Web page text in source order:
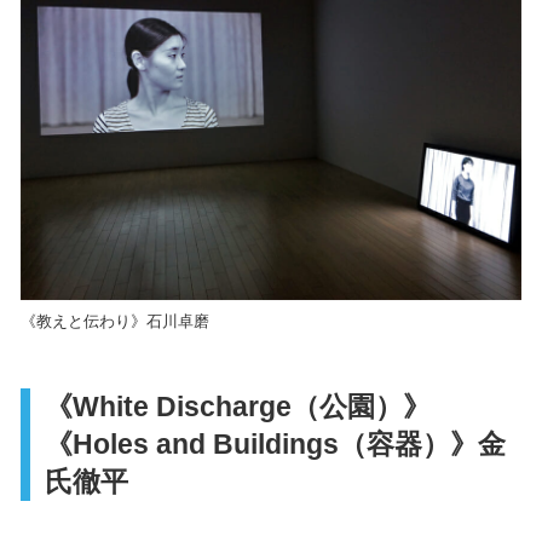
《教えと伝わり》石川卓磨
《White Discharge（公園）》
《Holes and Buildings（容器）》金
氏徹平